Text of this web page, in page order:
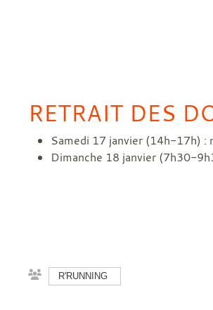
RETRAIT DES
Samedi 17 janvier (14h-17h) :
Dimanche 18 janvier (7h30-
R'RUNNING